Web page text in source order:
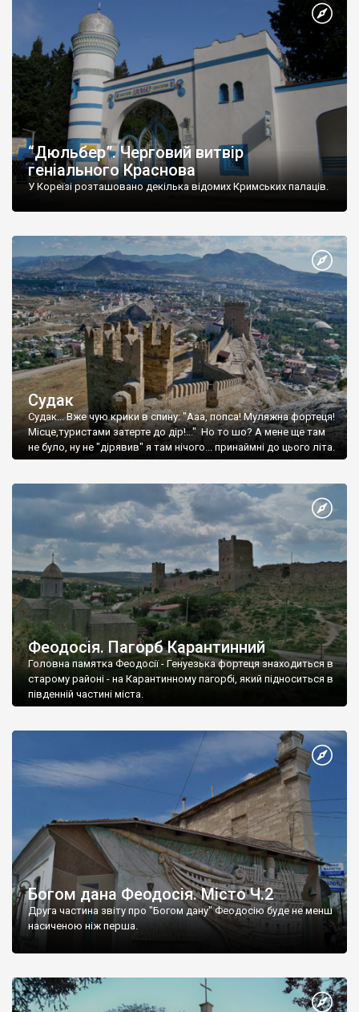
“Дюльбер”. Черговий витвір
геніального Краснова
У Кореїзі розташовано декілька відомих Кримських палаців.
Судак
Судак... Вже чую крики в спину: "Ааа, попса! Муляжна фортеця!
Місце,туристами затерте до дір!..." Но то шо? А мене ще там
не було, ну не "дірявив" я там нічого... принаймні до цього літа.
Феодосія. Пагорб Карантинний
Головна памятка Феодосії - Генуезька фортеця знаходиться в
старому районі - на Карантинному пагорбі, який підноситься в
південній частині міста.
Богом дана Феодосія. Місто Ч.2
Друга частина звіту про "Богом дану" Феодосію буде не менш
насиченою ніж перша.